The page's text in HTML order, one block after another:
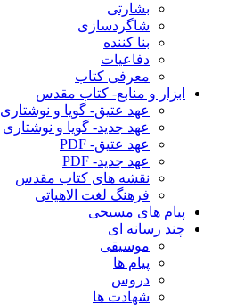
بشارتی
شاگردسازی
بنا کننده
دفاعیات
معرفی کتاب
ابزار و منابع- کتاب مقدس
عهد عتیق- گویا و نوشتاری
عهد جدید- گویا و نوشتاری
عهد عتیق- PDF
عهد جدید- PDF
نقشه های کتاب مقدس
فرهنگ لغت الاهیاتی
پیام های مسیحی
چند رسانه ای
موسیقی
پیام ها
دروس
شهادت ها